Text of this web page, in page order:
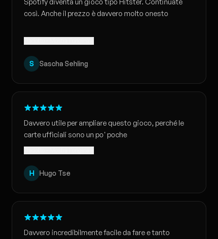
Spotify diventa un gioco tipo Hitster. Continuate
così. Anche il prezzo è davvero molto onesto
S Sascha Sehling
Davvero utile per ampliare questo gioco, perché le
carte ufficiali sono un po' poche
H Hugo Tse
Davvero incredibilmente facile da fare e tanto